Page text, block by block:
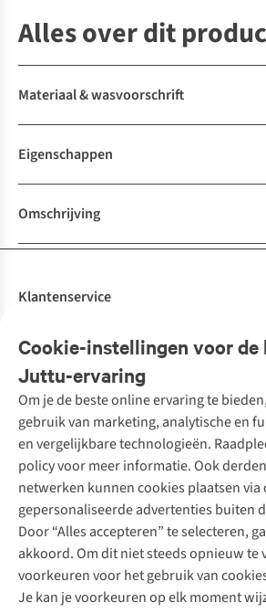
Alles over dit
Materiaal & wasvoorschrift
Eigenschappen
Omschrijving
Cookie-instellingen voor de
Juttu-ervaring
Om je de beste online ervaring te
gebruik van marketing, analytische en
en vergelijkbare technologieën.
policy voor meer informatie. Ook
netwerken kunnen cookies plaatsen via
gepersonaliseerde advertenties buiten
Door “Alles accepteren” te selecteren,
akkoord. Om dit niet steeds opnieuw te
voorkeuren voor het gebruik van
Je kan je voorkeuren op elk moment
Klantenservice
Bestellen
Betalen
10% studentenkorting
Klarna - achteraf betalen
Levering
Retourneren
Bestelling herroepen
Garantie
Contact
Onze diensten
Tweedehands - ReJUsed
Kledingatelier
Personal shopping
Textielbox
Events / workshops
Juttu
Over ons
Juttu Friends
Inspiratie
Werken bij Juttu
Onze winkels
De wereld van Juttu
Verantwoord ondernemen
Toegankelijkheidsverklaring
Merken
Nathalie Vleeschouwer
Selected dames
HKLiving
Dickies
Sessùn
Strom
Meld je aan voor de nieuwsbrief
Follow us